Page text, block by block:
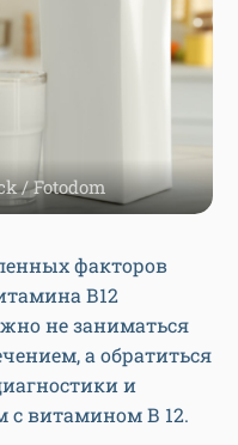
/ Fotodom
факторов
В12
не заниматься
а обратиться
и
с витамином В 12.